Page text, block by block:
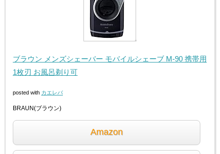
ブラウン メンズシェーバー モバイルシェーブ M-90 携帯用
1枚刃 お風呂剃り可
posted with カエレバ
BRAUN(ブラウン)
Amazon